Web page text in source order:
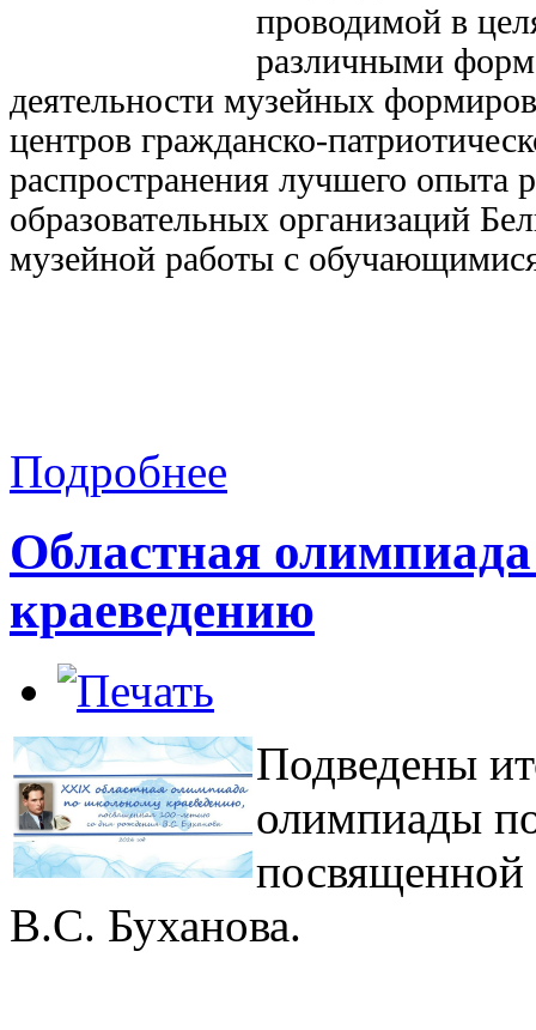
проводимой в
различными
деятельности музейных
центров гражданско-
распространения лучшего опыта
образовательных организаций
музейной работы с
Подробнее
Областная
краеведению
Подведены
олимпиады
В.С. Буханова.